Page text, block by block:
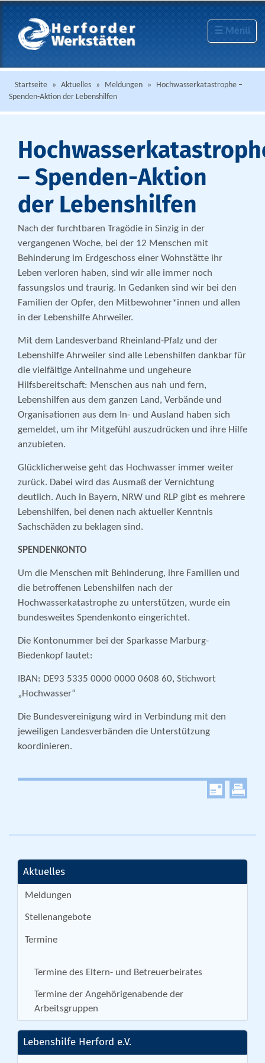
☰ Menü
Startseite » Aktuelles » Meldungen »
Hochwasserkatastrophe –
Spenden-Aktion der Lebenshilfen
– Spenden-Aktion
der Lebenshilfen
Nach der furchtbaren Tragödie in Sinzig in der
vergangenen Woche, bei der 12 Menschen mit
Behinderung im Erdgeschoss einer Wohnstätte ihr
Leben verloren haben, sind wir alle immer noch
fassungslos und traurig. In Gedanken sind wir bei den
Familien der Opfer, den Mitbewohner*innen und allen
in der Lebenshilfe Ahrweiler.
Mit dem Landesverband Rheinland-Pfalz und der
Lebenshilfe Ahrweiler sind alle Lebenshilfen dankbar für
die vielfältige Anteilnahme und ungeheure
Hilfsbereitschaft: Menschen aus nah und fern,
Lebenshilfen aus dem ganzen Land, Verbände und
Organisationen aus dem In- und Ausland haben sich
gemeldet, um ihr Mitgefühl auszudrücken und ihre Hilfe
anzubieten.
Glücklicherweise geht das Hochwasser immer weiter
zurück. Dabei wird das Ausmaß der Vernichtung
deutlich. Auch in Bayern, NRW und RLP gibt es mehrere
Lebenshilfen, bei denen nach aktueller Kenntnis
Sachschäden zu beklagen sind.
SPENDENKONTO
Um die Menschen mit Behinderung, ihre Familien und
die betroffenen Lebenshilfen nach der
Hochwasserkatastrophe zu unterstützen, wurde ein
bundesweites Spendenkonto eingerichtet.
Die Kontonummer bei der Sparkasse Marburg-
Biedenkopf lautet:
IBAN: DE93 5335 0000 0000 0608 60, Stichwort
„Hochwasser“
Die Bundesvereinigung wird in Verbindung mit den
jeweiligen Landesverbänden die Unterstützung
koordinieren.
Aktuelles
Meldungen
Stellenangebote
Termine
Termine des Eltern- und Betreuerbeirates
Termine der Angehörigenabende der
Arbeitsgruppen
Lebenshilfe Herford e.V.